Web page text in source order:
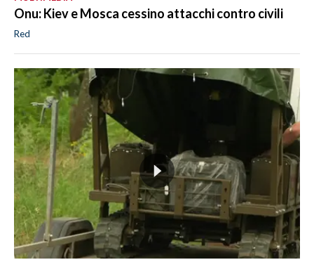
Onu: Kiev e Mosca cessino attacchi contro civili
Red